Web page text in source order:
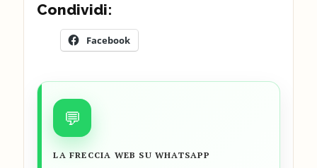
Condividi:
Facebook
💬
LA FRECCIA WEB SU WHATSAPP